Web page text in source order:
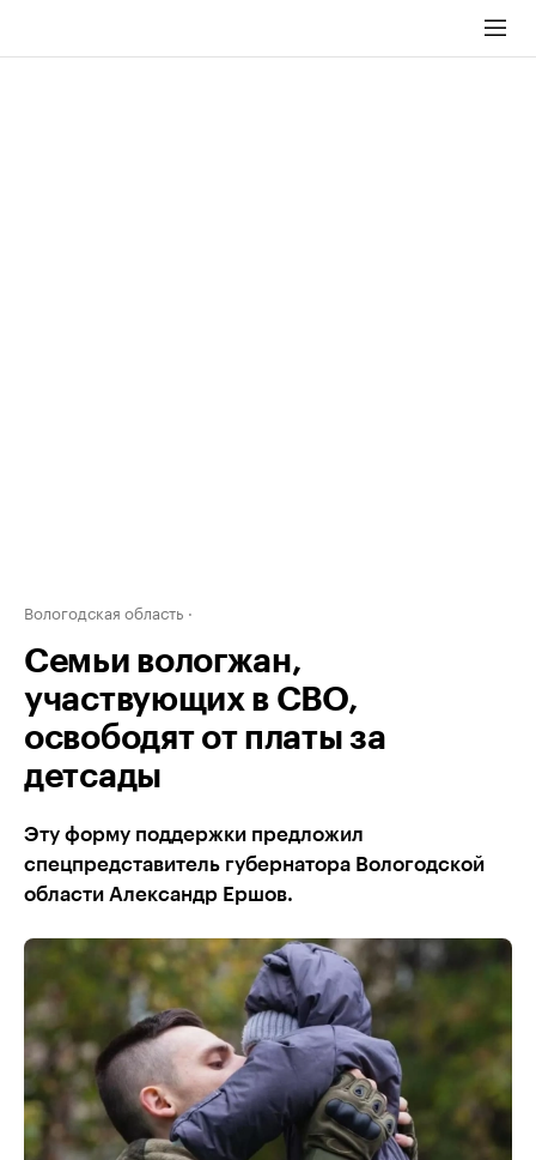
Вологодская область
Семьи вологжан,
участвующих в СВО,
освободят от платы за
детсады
Эту форму поддержки предложил
спецпредставитель губернатора Вологодской
области Александр Ершов.